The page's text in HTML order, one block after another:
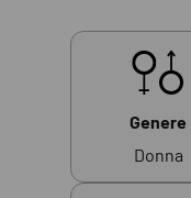
Genere
Donna